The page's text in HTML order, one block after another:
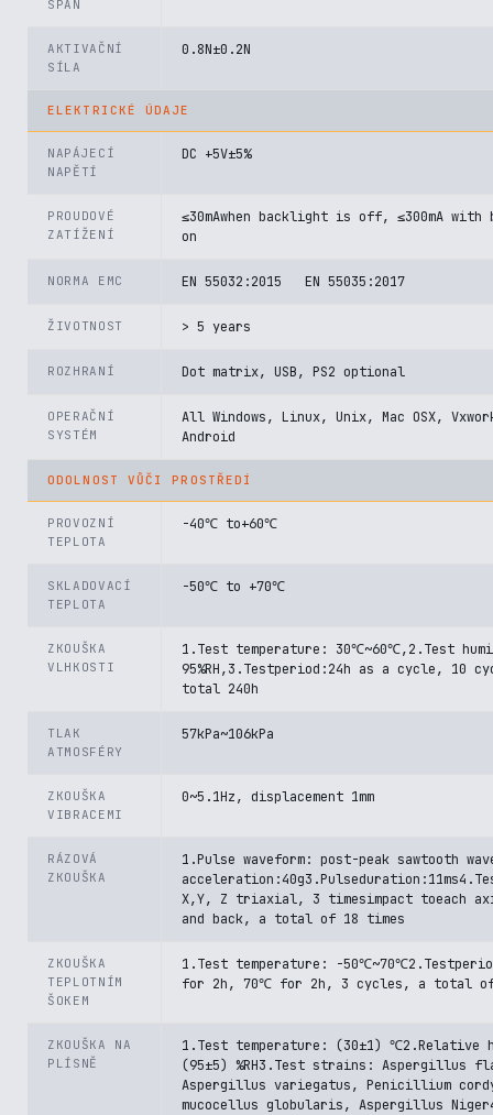
SPAN
AKTIVAČNÍ
SÍLA
0.8N±0.2N
ELEKTRICKÉ ÚDAJE
NAPÁJECÍ
NAPĚTÍ
DC +5V±5%
PROUDOVÉ
ZATÍŽENÍ
≤30mAwhen backlight is off, ≤300mA
on
NORMA EMC EN 55032:2015 EN 55035:2017
ŽIVOTNOST > 5 years
ROZHRANÍ Dot matrix, USB, PS2 optional
OPERAČNÍ
SYSTÉM
All Windows, Linux, Unix, Mac OSX,
Android
ODOLNOST VŮČI PROSTŘEDÍ
PROVOZNÍ
TEPLOTA
-40℃ to+60℃
SKLADOVACÍ
TEPLOTA
-50℃ to +70℃
ZKOUŠKA
VLHKOSTI
1.Test temperature: 30℃~60℃,2.Test
95%RH,3.Testperiod:24h as a cycle, 10
total 240h
TLAK
ATMOSFÉRY
57kPa~106kPa
ZKOUŠKA
VIBRACEMI
0~5.1Hz, displacement 1mm
RÁZOVÁ
ZKOUŠKA
1.Pulse waveform: post-peak sawtooth
X,Y, Z triaxial, 3 timesimpact toeach
and back, a total of 18 times
ZKOUŠKA
TEPLOTNÍM
ŠOKEM
1.Test temperature: -
for 2h, 70℃ for 2h, 3 cycles, a total of
ZKOUŠKA NA
PLÍSNĚ
1.Test temperature: (30±1) ℃2.Relative
(95±5) %RH3.Test strains: Aspergillus
Aspergillus variegatus, Penicillium
mucocellus globularis, Aspergillus